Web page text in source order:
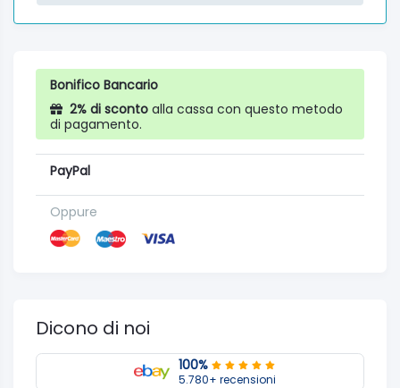
Bonifico Bancario
2% di sconto alla cassa con questo metodo
di pagamento.
PayPal
Oppure
Dicono di noi
100%
5.780+ recensioni